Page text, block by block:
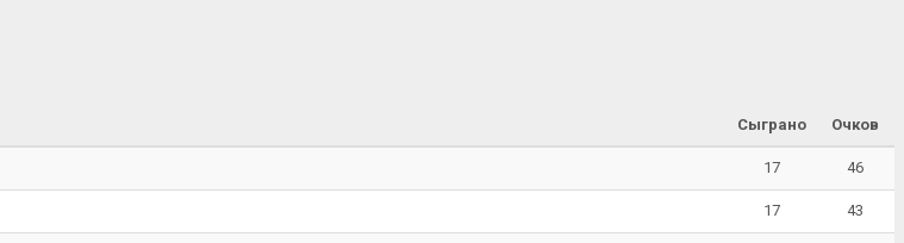
Сыграно Очков
17 46
17 43